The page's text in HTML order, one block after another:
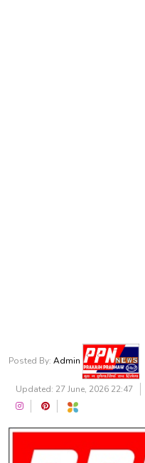
Posted By: Admin
Updated: 27 June, 2026 22:47